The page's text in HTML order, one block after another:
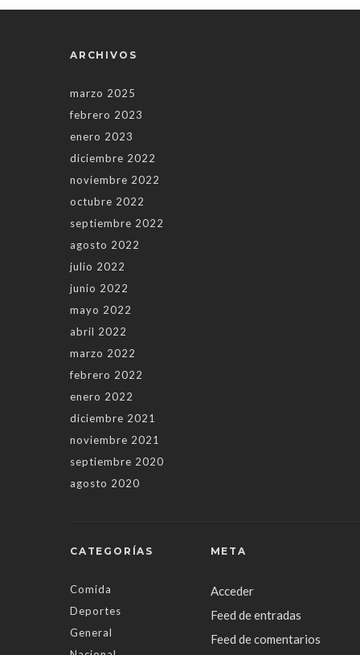
ARCHIVOS
marzo 2025
febrero 2023
enero 2023
diciembre 2022
noviembre 2022
octubre 2022
septiembre 2022
agosto 2022
julio 2022
junio 2022
mayo 2022
abril 2022
marzo 2022
febrero 2022
enero 2022
diciembre 2021
noviembre 2021
septiembre 2020
agosto 2020
CATEGORÍAS
Comida
Deportes
General
META
Acceder
Feed de entradas
Feed de comentarios